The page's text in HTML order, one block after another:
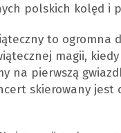
polskich kolęd i
to
magii,
na pierwszą
skierowany jest